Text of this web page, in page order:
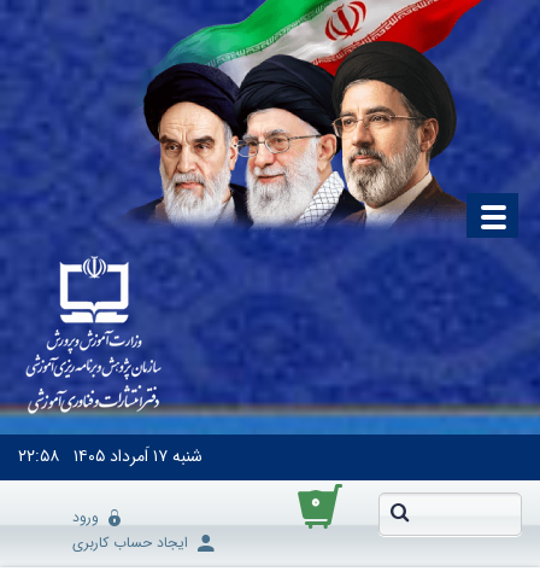
شنبه۱۷ اَمرداد ۱۴۰۵ ۲۲:۵۸
۰
ورود
ایجاد حساب کاربری